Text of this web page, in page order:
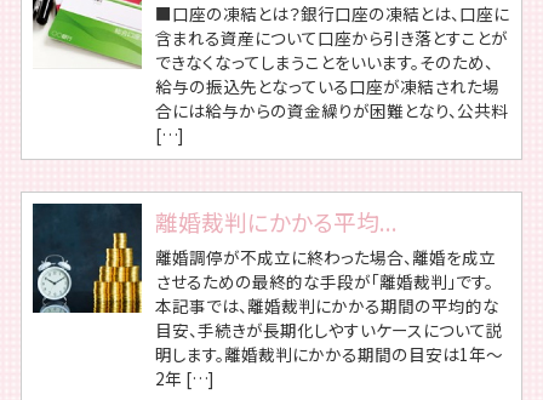
■口座の凍結とは？銀行口座の凍結とは、口座に
含まれる資産について口座から引き落とすことが
できなくなってしまうことをいいます。そのため、
給与の振込先となっている口座が凍結された場
合には給与からの資金繰りが困難となり、公共料
[…]
離婚裁判にかかる平均...
離婚調停が不成立に終わった場合、離婚を成立
させるための最終的な手段が「離婚裁判」です。
本記事では、離婚裁判にかかる期間の平均的な
目安、手続きが長期化しやすいケースについて説
明します。離婚裁判にかかる期間の目安は1年～
2年 […]